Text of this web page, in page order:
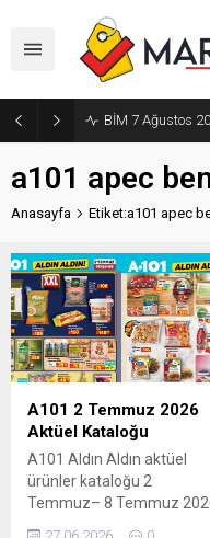
BİM 7 Ağustos
a101 apec
Anasayfa Etiket:a101 apec
A101 2 Temmuz 2026
Aktüel Kataloğu
A101 Aldın Aldın aktüel
ürünler kataloğu 2
Temmuz– 8 Temmuz